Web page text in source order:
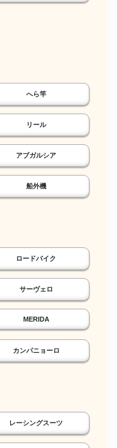
へら竿
リール
アブガルシア
船外機
ロードバイク
サーヴェロ
MERIDA
カンパニョーロ
レーシングスーツ